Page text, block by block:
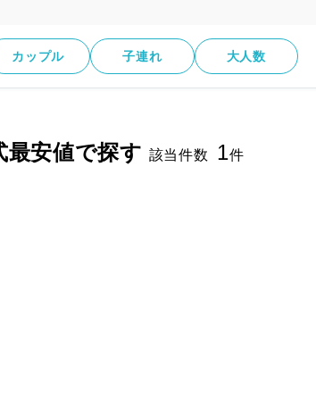
カップル 子連れ 大人数
最安値で探す 該当件数 1件